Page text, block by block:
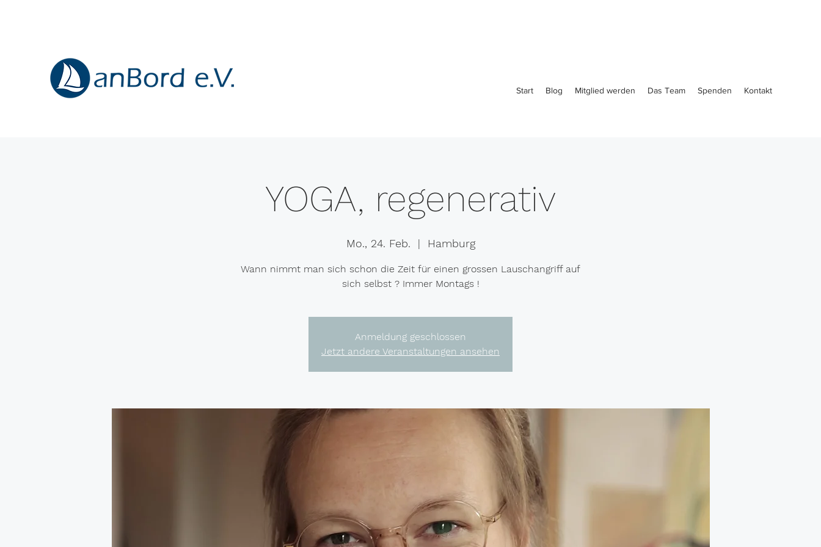
Start Blog Mitglied werden Das Team Spenden Kontakt
YOGA, regenerativ
Mo., 24. Feb.
  |
Hamburg
Wann nimmt man sich schon die Zeit für einen grossen Lauschangriff auf
sich selbst ? Immer Montags !
Anmeldung geschlossen
Jetzt andere Veranstaltungen ansehen